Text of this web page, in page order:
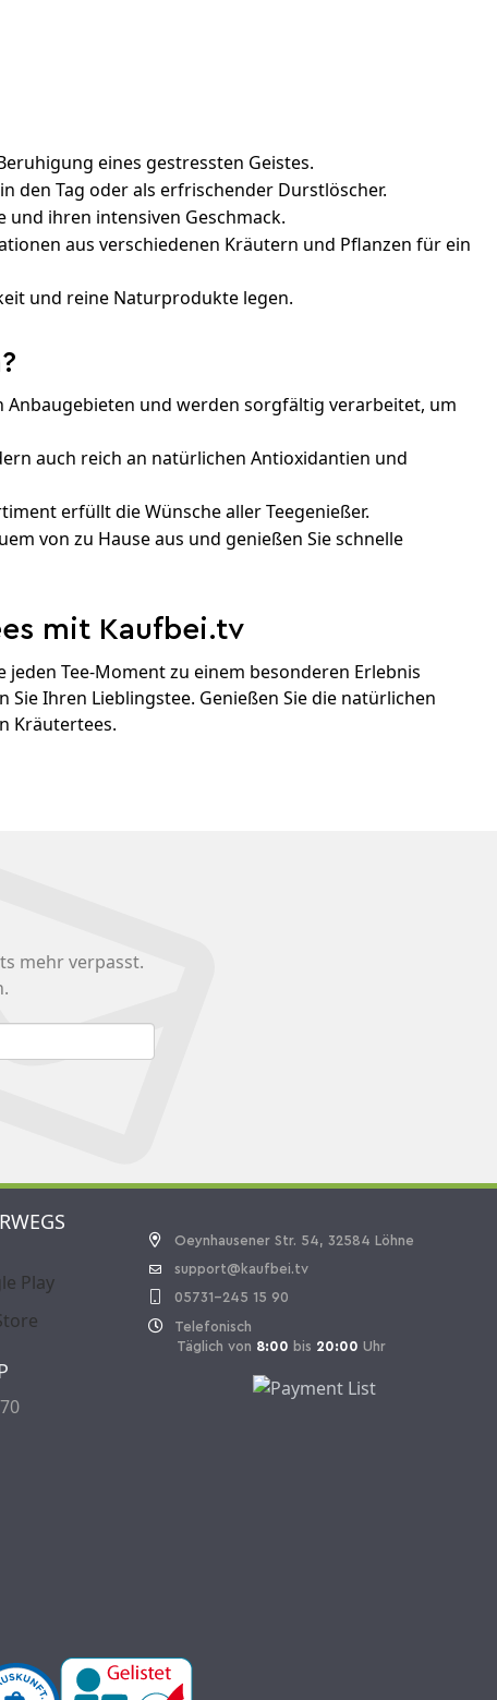
eines gestressten Geistes.
den Tag oder als erfrischender Durstlöscher.
ihren intensiven Geschmack.
aus verschiedenen Kräutern und Pflanzen für ein
und reine Naturprodukte legen.
und werden sorgfältig verarbeitet, um
auch reich an natürlichen Antioxidantien und
erfüllt die Wünsche aller Teegenießer.
von zu Hause aus und genießen Sie schnelle
mit Kaufbei.tv
Tee-Moment zu einem besonderen Erlebnis
Ihren Lieblingstee. Genießen Sie die natürlichen
Kräutertees.
mehr verpasst.
Oeynhausener Str. 54, 32584 Löhne
support@kaufbei.tv
05731-245 15 90
Telefonisch
Täglich von 8:00 bis 20:00 Uhr